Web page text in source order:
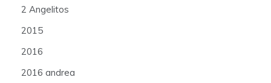
2 Angelitos
2015
2016
2016 andrea